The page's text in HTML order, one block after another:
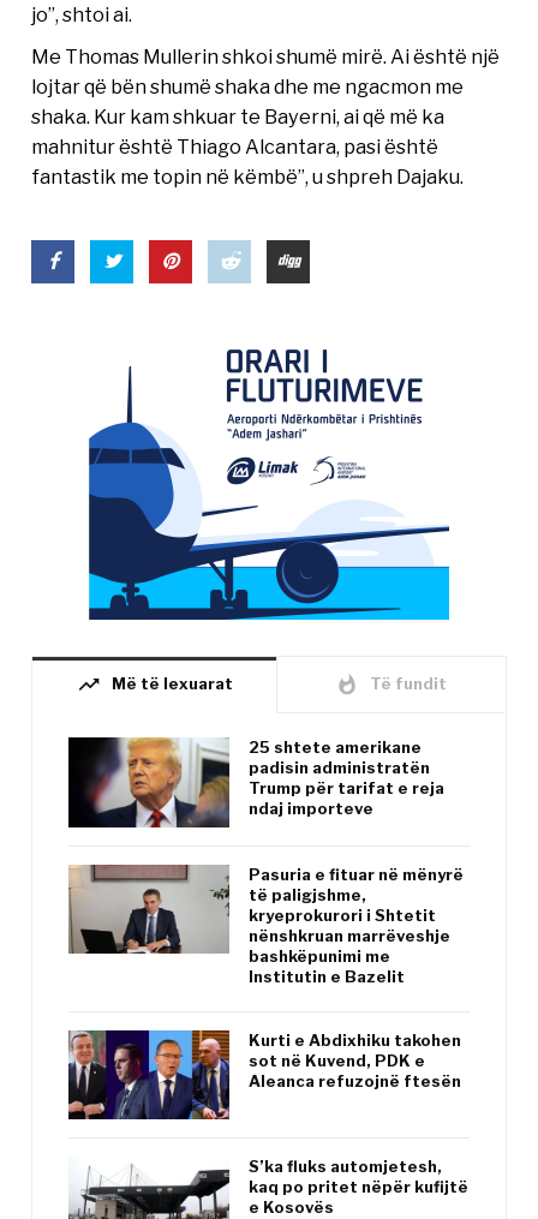
jo”, shtoi ai.
Me Thomas Mullerin shkoi shumë mirë. Ai është një
lojtar që bën shumë shaka dhe me ngacmon me
shaka. Kur kam shkuar te Bayerni, ai që më ka
mahnitur është Thiago Alcantara, pasi është
fantastik me topin në këmbë”, u shpreh Dajaku.
trending_up Më të lexuarat whatshot Të fundit
25 shtete amerikane
padisin administratën
Trump për tarifat e reja
ndaj importeve
Pasuria e fituar në mënyrë
të paligjshme,
kryeprokurori i Shtetit
nënshkruan marrëveshje
bashkëpunimi me
Institutin e Bazelit
Kurti e Abdixhiku takohen
sot në Kuvend, PDK e
Aleanca refuzojnë ftesën
S’ka fluks automjetesh,
kaq po pritet nëpër kufijtë
e Kosovës